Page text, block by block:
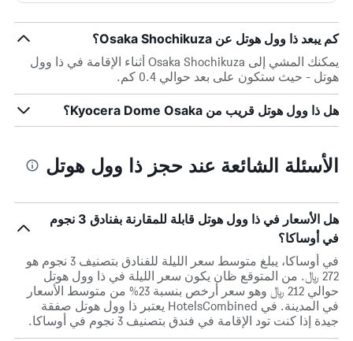
كم يبعد ذا وول هوتل عن Osaka Shochikuza؟
يمكنك المشي إلى Osaka Shochikuza أثناء الإقامة في ذا وول
هوتل - حيث ستكون على بعد حوالي 0.4 كم.
هل ذا وول هوتل قريب من Kyocera Dome Osaka؟
الأسئلة الشائعة عند حجز ذا وول هوتل
هل الأسعار في ذا وول هوتل قابلة للمقارنة بفنادق 3 نجوم
في أوساكا؟
في أوساكا، يبلغ متوسط ​​سعر الليلة للفنادق بتصنيف 3 نجوم هو
272 ﷼. من المتوقع ظان يكون سعر الليلة في ذا وول هوتل
حوالي 212 ﷼ وهو سعر أرخص بنسبة 23% من متوسط الأسعار
في المدينة. في HotelsCombined يعتبر ذا وول هوتل صفقة
جيدة إذا كنت تود الإقامة في فندق بتصنيف 3 نجوم في أوساكا.